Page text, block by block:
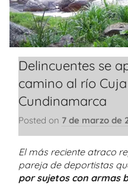
Delincuentes se
camino al río
Cundinamarca
Posted on 7 de marzo de
El más reciente atraco
pareja de deportistas
por sujetos con armas